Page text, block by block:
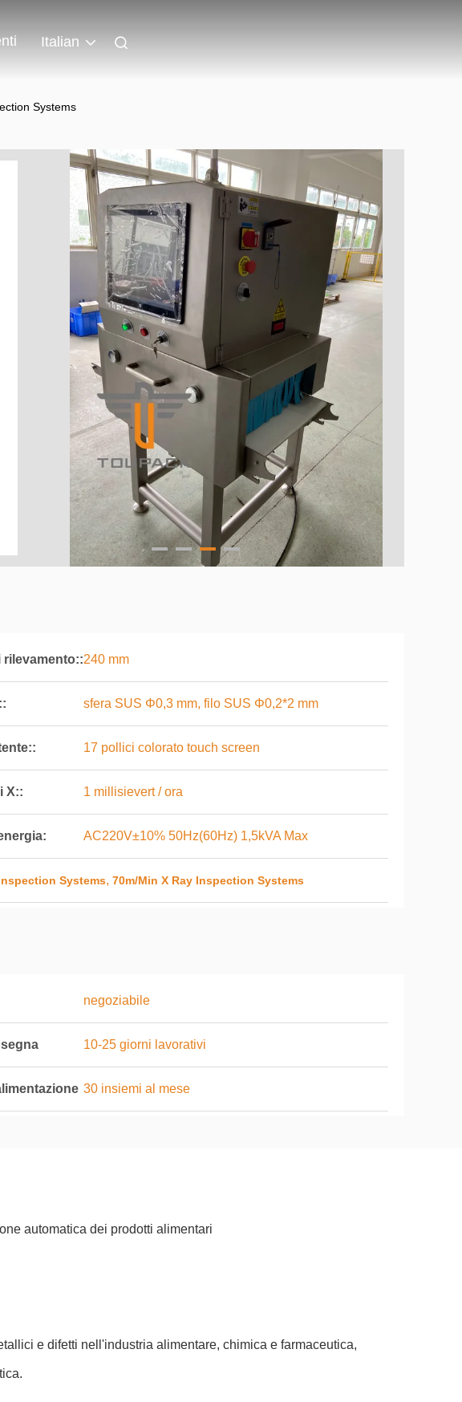
Italian
Systems
rilevamento::240 mm
sfera SUS Φ0,3 mm, filo SUS Φ0,2*2 mm
17 pollici colorato touch screen
X:: 1 millisievert / ora
AC220V±10% 50Hz(60Hz) 1,5kVA Max
Systems, 70m/Min X Ray Inspection Systems
negoziabile
10-25 giorni lavorativi
30 insiemi al mese
automatica dei prodotti alimentari
e difetti nell'industria alimentare, chimica e farmaceutica,